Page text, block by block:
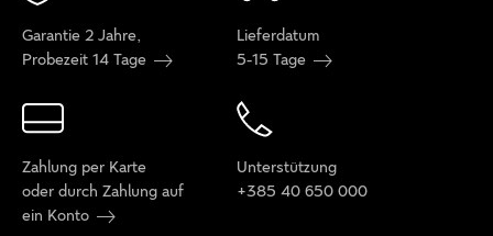
Garantie 2 Jahre,
Probezeit 14 Tage
Lieferdatum
5-15 Tage
Zahlung per Karte
oder durch Zahlung auf
ein Konto
Unterstützung
+385 40 650 000